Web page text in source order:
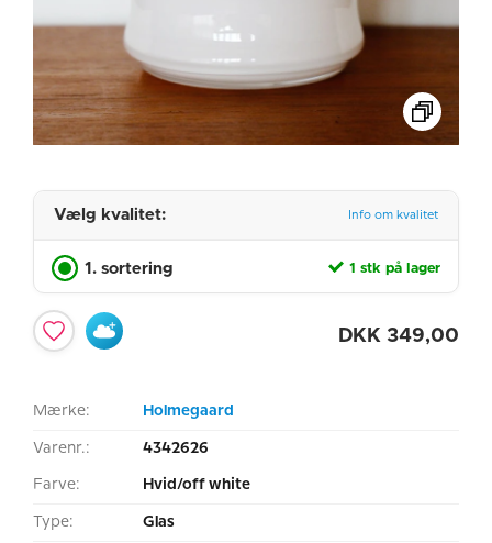
Vælg kvalitet: Info om kvalitet
1. sortering 1 stk på lager
DKK 349,00
Mærke: Holmegaard
Varenr.: 4342626
Farve: Hvid/off white
Type: Glas